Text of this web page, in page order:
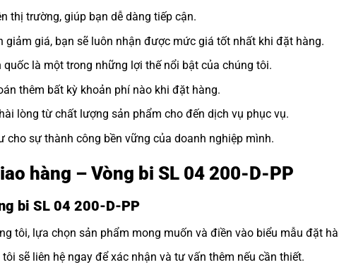
thị trường, giúp bạn dễ dàng tiếp cận.
giá, bạn sẽ luôn nhận được mức giá tốt nhất khi đặt hàng.
là một trong những lợi thế nổi bật của chúng tôi.
thêm bất kỳ khoản phí nào khi đặt hàng.
lòng từ chất lượng sản phẩm cho đến dịch vụ phục vụ.
cho sự thành công bền vững của doanh nghiệp mình.
hàng – Vòng bi SL 04 200-D-PP
bi SL 04 200-D-PP
tôi, lựa chọn sản phẩm mong muốn và điền vào biểu mẫu đặt
sẽ liên hệ ngay để xác nhận và tư vấn thêm nếu cần thiết.